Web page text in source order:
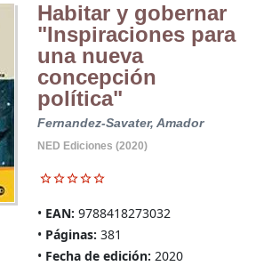
Habitar y gobernar
"Inspiraciones para
una nueva
concepción
política"
Fernandez-Savater, Amador
NED Ediciones (2020)
EAN: 9788418273032
Páginas: 381
Fecha de edición: 2020